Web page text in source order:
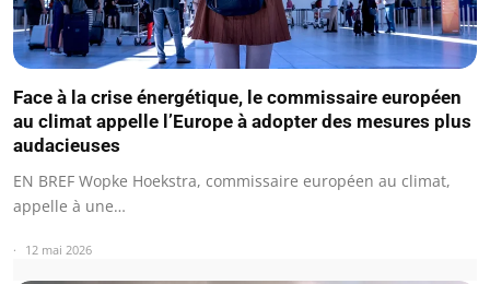
Face à la crise énergétique, le commissaire européen
au climat appelle l’Europe à adopter des mesures plus
audacieuses
EN BREF Wopke Hoekstra, commissaire européen au climat,
appelle à une…
12 mai 2026